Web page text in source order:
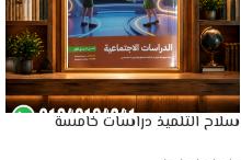
سلاح التلميذ دراسات خامسة